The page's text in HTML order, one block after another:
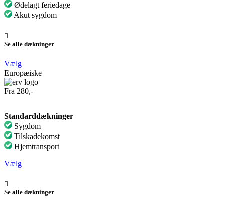
Ødelagt feriedage
Akut sygdom
Se alle dækninger
Vælg
Europæiske
Fra 280,-
Standarddækninger
Sygdom
Tilskadekomst
Hjemtransport
Vælg
Se alle dækninger